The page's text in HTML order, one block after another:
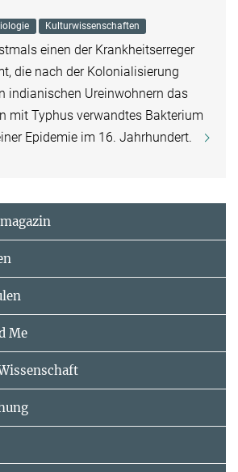
Kulturwissenschaften
einen der Krankheitserreger
die nach der Kolonialisierung
indianischen Ureinwohnern das
mit Typhus verwandtes Bakterium
Epidemie im 16. Jahrhundert.
Me